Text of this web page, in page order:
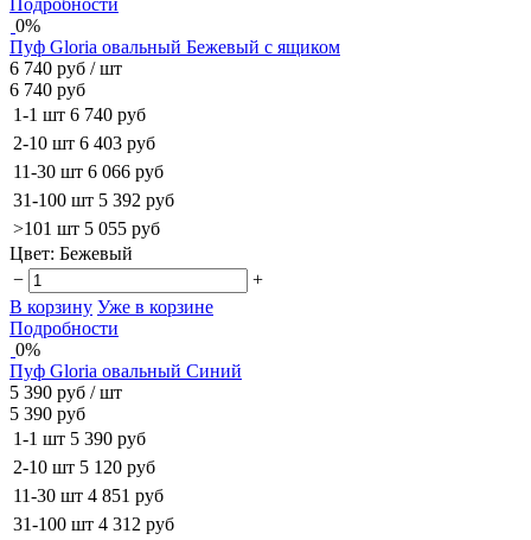
0%
Пуф Gloria овальный Бежевый с ящиком
6 740 руб / шт
6 740 руб
1-1 шт 6 740 руб
2-10 шт 6 403 руб
11-30 шт 6 066 руб
31-100 шт 5 392 руб
>101 шт 5 055 руб
Цвет: Бежевый
−
+
В корзину Уже в корзине
Подробности
0%
Пуф Gloria овальный Синий
5 390 руб / шт
5 390 руб
1-1 шт 5 390 руб
2-10 шт 5 120 руб
11-30 шт 4 851 руб
31-100 шт 4 312 руб